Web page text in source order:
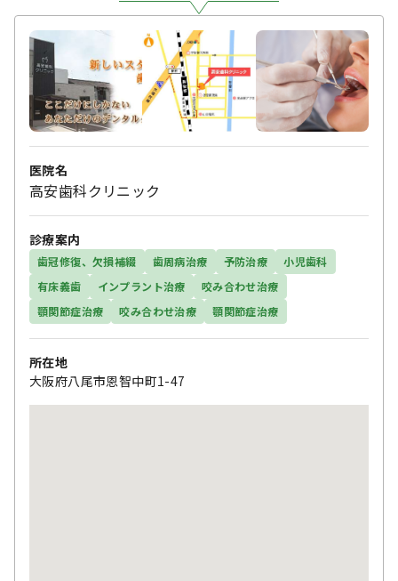
医院名
高安歯科クリニック
診療案内
歯冠修復、欠損補綴 歯周病治療 予防治療
小児歯科
有床義歯
インプラント治療
咬み合わせ治療
顎関節症治療
咬み合わせ治療 顎関節症治療
所在地
大阪府八尾市恩智中町1-47